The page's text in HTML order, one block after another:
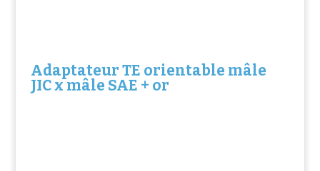
Adaptateur TE orientable mâle
JIC x mâle SAE + or